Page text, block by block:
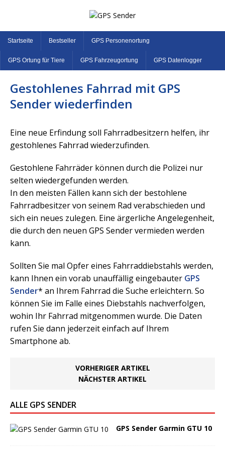
Startseite Bestseller GPS Personenortung
GPS Ortung für Tiere GPS Fahrzeugortung GPS Datenlogger
Gestohlenes Fahrrad mit GPS
Sender wiederfinden
Eine neue Erfindung soll Fahrradbesitzern helfen, ihr
gestohlenes Fahrrad wiederzufinden.
Gestohlene Fahrräder können durch die Polizei nur
selten wiedergefunden werden.
In den meisten Fällen kann sich der bestohlene
Fahrradbesitzer von seinem Rad verabschieden und
sich ein neues zulegen. Eine ärgerliche Angelegenheit,
die durch den neuen GPS Sender vermieden werden
kann.
Sollten Sie mal Opfer eines Fahrraddiebstahls werden,
kann Ihnen ein vorab unauffällig eingebauter GPS
Sender* an Ihrem Fahrrad die Suche erleichtern. So
können Sie im Falle eines Diebstahls nachverfolgen,
wohin Ihr Fahrrad mitgenommen wurde. Die Daten
rufen Sie dann jederzeit einfach auf Ihrem
Smartphone ab.
VORHERIGER ARTIKEL
NÄCHSTER ARTIKEL
ALLE GPS SENDER
GPS Sender Garmin GTU 10